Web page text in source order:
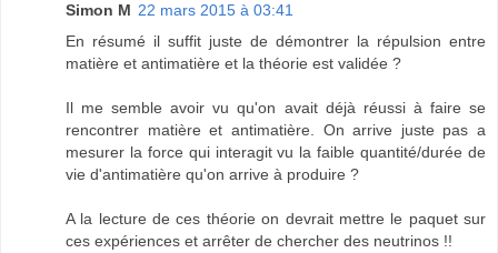
Simon M 22 mars 2015 à 03:41
En résumé il suffit juste de démontrer la répulsion entre
matière et antimatière et la théorie est validée ?
Il me semble avoir vu qu'on avait déjà réussi à faire se
rencontrer matière et antimatière. On arrive juste pas a
mesurer la force qui interagit vu la faible quantité/durée de
vie d'antimatière qu'on arrive à produire ?
A la lecture de ces théorie on devrait mettre le paquet sur
ces expériences et arrêter de chercher des neutrinos !!